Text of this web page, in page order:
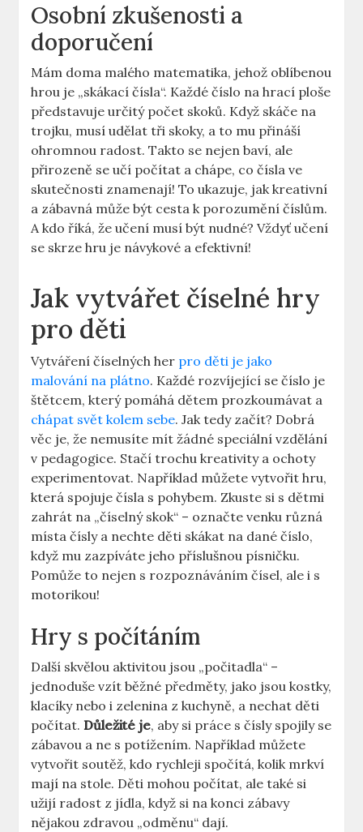
Osobní zkušenosti a
doporučení
Mám doma malého matematika, jehož oblíbenou
hrou je „skákací čísla“. Každé číslo na hrací ploše
představuje určitý počet skoků. Když skáče na
trojku, musí udělat tři skoky, a to mu přináší
ohromnou radost. Takto se nejen baví, ale
přirozeně se učí počítat a chápe, co čísla ve
skutečnosti znamenají! To ukazuje, jak kreativní
a zábavná může být cesta k porozumění číslům.
A kdo říká, že učení musí být nudné? Vždyť učení
se skrze hru je návykové a efektivní!
Jak vytvářet číselné hry
pro děti
Vytváření číselných her pro děti je jako
malování na plátno. Každé rozvíjející se číslo je
štětcem, který pomáhá dětem prozkoumávat a
chápat svět kolem sebe. Jak tedy začít? Dobrá
věc je, že nemusíte mít žádné speciální vzdělání
v pedagogice. Stačí trochu kreativity a ochoty
experimentovat. Například můžete vytvořit hru,
která spojuje čísla s pohybem. Zkuste si s dětmi
zahrát na „číselný skok“ – označte venku různá
místa čísly a nechte děti skákat na dané číslo,
když mu zazpíváte jeho příslušnou písničku.
Pomůže to nejen s rozpoznáváním čísel, ale i s
motorikou!
Hry s počítáním
Další skvělou aktivitou jsou „počitadla“ –
jednoduše vzít běžné předměty, jako jsou kostky,
klacíky nebo i zelenina z kuchyně, a nechat děti
počítat.Důležité je, aby si práce s čísly spojily se
zábavou a ne s potížením. Například můžete
vytvořit soutěž, kdo rychleji spočítá, kolik mrkví
mají na stole. Děti mohou počítat, ale také si
užijí radost z jídla, když si na konci zábavy
nějakou zdravou „odměnu“ dají.